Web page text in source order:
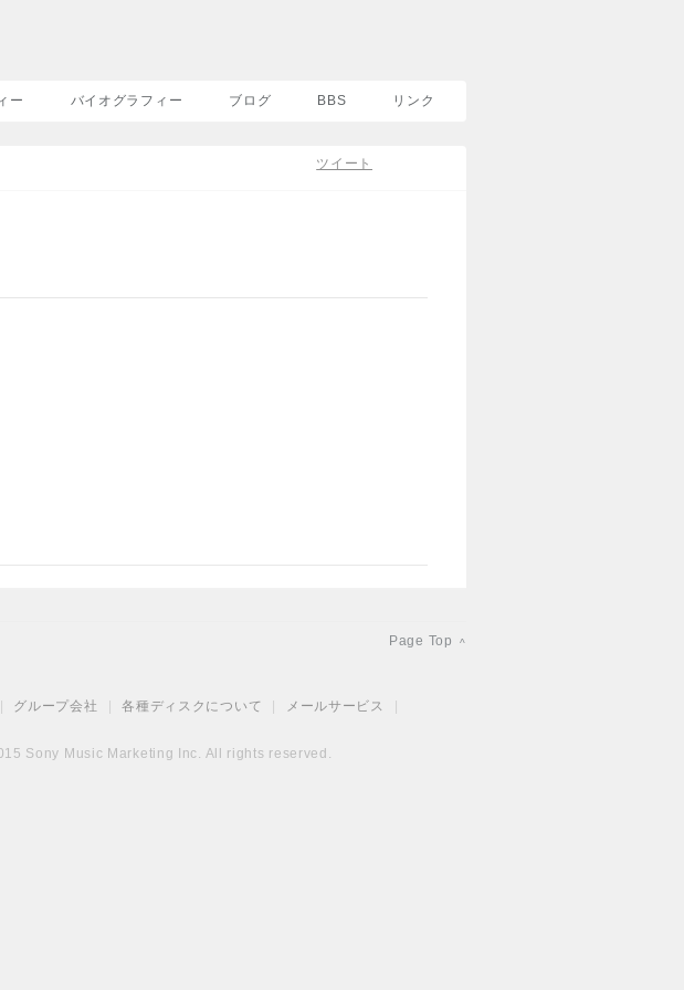
ー バイオグラフィー ブログ BBS リンク
ツイート
Page Top ^
グループ会社 各種ディスクについて メールサービス
Sony Music Marketing Inc. All rights reserved.